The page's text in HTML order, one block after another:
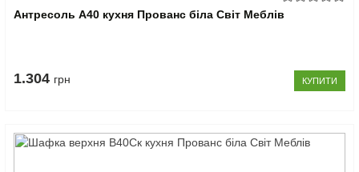
Антресоль А40 кухня Прованс біла Світ Меблів
1.304 грн КУПИТИ